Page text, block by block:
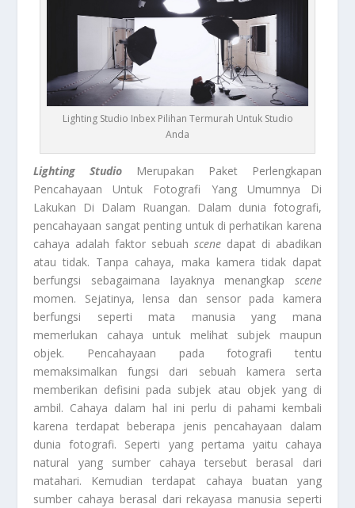
Lighting Studio Inbex Pilihan Termurah Untuk Studio
Anda
Lighting Studio Merupakan Paket Perlengkapan
Pencahayaan Untuk Fotografi Yang Umumnya Di
Lakukan Di Dalam Ruangan. Dalam dunia fotografi,
pencahayaan sangat penting untuk di perhatikan karena
cahaya adalah faktor sebuah scenedapat di abadikan
atau tidak. Tanpa cahaya, maka kamera tidak dapat
berfungsi sebagaimana layaknya menangkap scene
momen. Sejatinya, lensa dan sensor pada kamera
berfungsi seperti mata manusia yang mana
memerlukan cahaya untuk melihat subjek maupun
objek. Pencahayaan pada fotografi tentu
memaksimalkan fungsi dari sebuah kamera serta
memberikan defisini pada subjek atau objek yang di
ambil. Cahaya dalam hal ini perlu di pahami kembali
karena terdapat beberapa jenis pencahayaan dalam
dunia fotografi. Seperti yang pertama yaitu cahaya
natural yang sumber cahaya tersebut berasal dari
matahari. Kemudian terdapat cahaya buatan yang
sumber cahaya berasal dari rekayasa manusia seperti